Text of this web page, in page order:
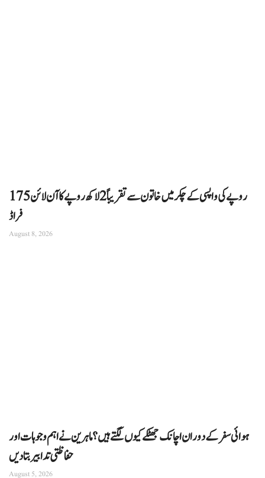
175 روپے کی واپسی کے چکر میں خاتون سے تقریباً 2 لاکھ روپے کا آن لائن
فراڈ
August 8, 2026
ہوائی سفر کے دوران اچانک جھٹکے کیوں لگتے ہیں؟ ماہرین نے اہم وجوہات اور
حفاظتی تدابیر بتا دیں
August 5, 2026